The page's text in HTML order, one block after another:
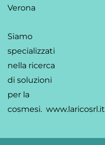
Verona
Siamo
specializzati
nella ricerca
di soluzioni
per la
cosmesi. www.laricosrl.it